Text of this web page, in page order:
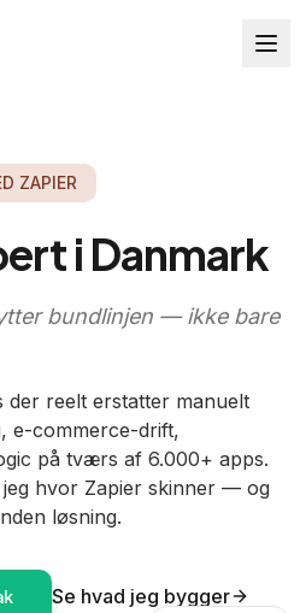
ZAPIER
i Danmark
bundlinjen — ikke bare
reelt erstatter manuelt
e-commerce-drift,
på tværs af 6.000+ apps.
hvor Zapier skinner — og
løsning.
Se hvad jeg bygger